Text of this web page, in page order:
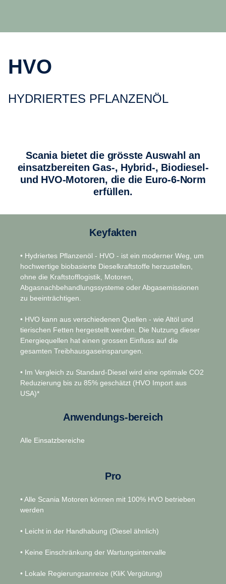
HVO
HYDRIERTES PFLANZENÖL
Scania bietet die grösste Auswahl an
einsatzbereiten Gas-, Hybrid-, Biodiesel-
und HVO-Motoren, die die Euro-6-Norm
erfüllen.
Keyfakten
• Hydriertes Pflanzenöl - HVO - ist ein moderner Weg, um
hochwertige biobasierte Dieselkraftstoffe herzustellen,
ohne die Kraftstofflogistik, Motoren,
Abgasnachbehandlungssysteme oder Abgasemissionen
zu beeinträchtigen.
• HVO kann aus verschiedenen Quellen - wie Altöl und
tierischen Fetten hergestellt werden. Die Nutzung dieser
Energiequellen hat einen grossen Einfluss auf die
gesamten Treibhausgaseinsparungen.
• Im Vergleich zu Standard-Diesel wird eine optimale CO2
Reduzierung bis zu 85% geschätzt (HVO Import aus
USA)*
Anwendungs-bereich
Alle Einsatzbereiche
Pro
• Alle Scania Motoren können mit 100% HVO betrieben
werden
• Leicht in der Handhabung (Diesel ähnlich)
• Keine Einschränkung der Wartungsintervalle
• Lokale Regierungsanreize (KliK Vergütung)